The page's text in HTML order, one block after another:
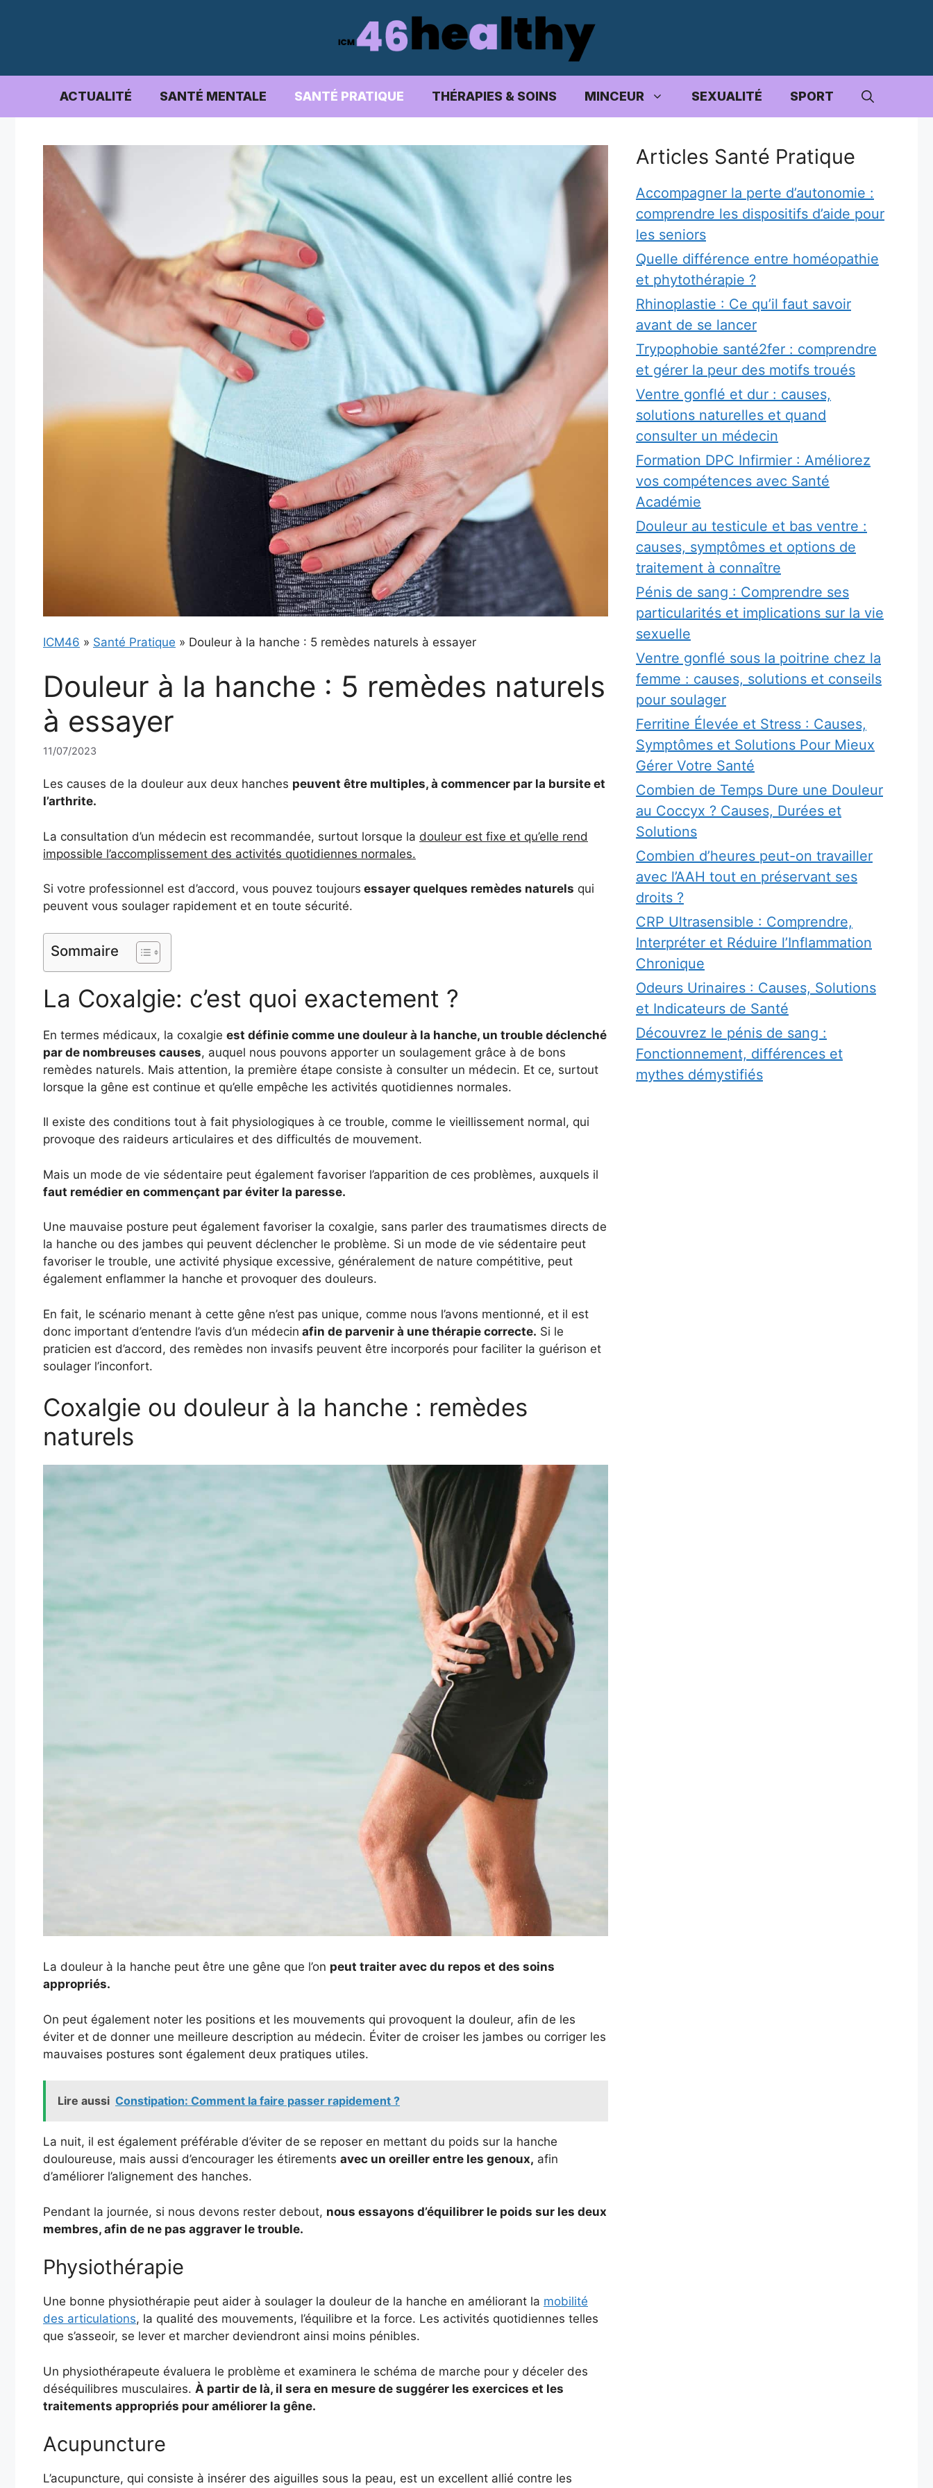
ACTUALITÉ SANTÉ MENTALE SANTÉ PRATIQUE THÉRAPIES & SOINS MINCEUR SEXUALITÉ SPORT
ICM46 » Santé Pratique » Douleur à la hanche : 5 remèdes naturels à essayer
Douleur à la hanche : 5 remèdes naturels
à essayer
11/07/2023
Les causes de la douleur aux deux hanches peuvent être multiples, à commencer par la bursite et
l’arthrite.
La consultation d’un médecin est recommandée, surtout lorsque la douleur est fixe et qu’elle rend
impossible l’accomplissement des activités quotidiennes normales.
Si votre professionnel est d’accord, vous pouvez toujours essayer quelques remèdes naturels qui
peuvent vous soulager rapidement et en toute sécurité.
Sommaire
La Coxalgie: c’est quoi exactement ?
En termes médicaux, la coxalgie est définie comme une douleur à la hanche, un trouble déclenché
par de nombreuses causes, auquel nous pouvons apporter un soulagement grâce à de bons
remèdes naturels. Mais attention, la première étape consiste à consulter un médecin. Et ce, surtout
lorsque la gêne est continue et qu’elle empêche les activités quotidiennes normales.
Il existe des conditions tout à fait physiologiques à ce trouble, comme le vieillissement normal, qui
provoque des raideurs articulaires et des difficultés de mouvement.
Mais un mode de vie sédentaire peut également favoriser l’apparition de ces problèmes, auxquels il
faut remédier en commençant par éviter la paresse.
Une mauvaise posture peut également favoriser la coxalgie, sans parler des traumatismes directs de
la hanche ou des jambes qui peuvent déclencher le problème. Si un mode de vie sédentaire peut
favoriser le trouble, une activité physique excessive, généralement de nature compétitive, peut
également enflammer la hanche et provoquer des douleurs.
En fait, le scénario menant à cette gêne n’est pas unique, comme nous l’avons mentionné, et il est
donc important d’entendre l’avis d’un médecin afin de parvenir à une thérapie correcte. Si le
praticien est d’accord, des remèdes non invasifs peuvent être incorporés pour faciliter la guérison et
soulager l’inconfort.
Coxalgie ou douleur à la hanche : remèdes
naturels
La douleur à la hanche peut être une gêne que l’on peut traiter avec du repos et des soins
appropriés.
On peut également noter les positions et les mouvements qui provoquent la douleur, afin de les
éviter et de donner une meilleure description au médecin. Éviter de croiser les jambes ou corriger les
mauvaises postures sont également deux pratiques utiles.
Lire aussi Constipation: Comment la faire passer rapidement ?
La nuit, il est également préférable d’éviter de se reposer en mettant du poids sur la hanche
douloureuse, mais aussi d’encourager les étirements avec un oreiller entre les genoux, afin
d’améliorer l’alignement des hanches.
Pendant la journée, si nous devons rester debout, nous essayons d’équilibrer le poids sur les deux
membres, afin de ne pas aggraver le trouble.
Physiothérapie
Une bonne physiothérapie peut aider à soulager la douleur de la hanche en améliorant la mobilité
des articulations, la qualité des mouvements, l’équilibre et la force. Les activités quotidiennes telles
que s’asseoir, se lever et marcher deviendront ainsi moins pénibles.
Un physiothérapeute évaluera le problème et examinera le schéma de marche pour y déceler des
déséquilibres musculaires. À partir de là, il sera en mesure de suggérer les exercices et les
traitements appropriés pour améliorer la gêne.
Acupuncture
L’acupuncture, qui consiste à insérer des aiguilles sous la peau, est un excellent allié contre les
Articles Santé Pratique
Accompagner la perte d’autonomie :
comprendre les dispositifs d’aide pour
les seniors
Quelle différence entre homéopathie
et phytothérapie ?
Rhinoplastie : Ce qu’il faut savoir
avant de se lancer
Trypophobie santé2fer : comprendre
et gérer la peur des motifs troués
Ventre gonflé et dur : causes,
solutions naturelles et quand
consulter un médecin
Formation DPC Infirmier : Améliorez
vos compétences avec Santé
Académie
Douleur au testicule et bas ventre :
causes, symptômes et options de
traitement à connaître
Pénis de sang : Comprendre ses
particularités et implications sur la vie
sexuelle
Ventre gonflé sous la poitrine chez la
femme : causes, solutions et conseils
pour soulager
Ferritine Élevée et Stress : Causes,
Symptômes et Solutions Pour Mieux
Gérer Votre Santé
Combien de Temps Dure une Douleur
au Coccyx ? Causes, Durées et
Solutions
Combien d’heures peut-on travailler
avec l’AAH tout en préservant ses
droits ?
CRP Ultrasensible : Comprendre,
Interpréter et Réduire l’Inflammation
Chronique
Odeurs Urinaires : Causes, Solutions
et Indicateurs de Santé
Découvrez le pénis de sang :
Fonctionnement, différences et
mythes démystifiés